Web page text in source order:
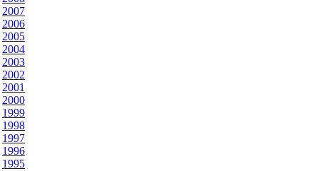
2007
2006
2005
2004
2003
2002
2001
2000
1999
1998
1997
1996
1995